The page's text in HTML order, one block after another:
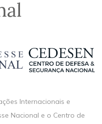
Internacionais e
Nacional e o Centro de